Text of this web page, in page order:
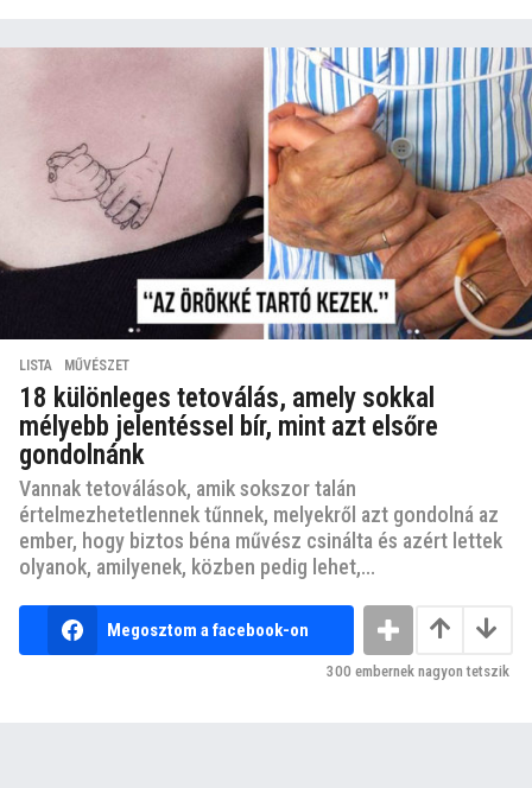
LISTA ,MŰVÉSZET
18 különleges tetoválás, amely sokkal
mélyebb jelentéssel bír, mint azt elsőre
gondolnánk
Vannak tetoválások, amik sokszor talán
értelmezhetetlennek tűnnek, melyekről azt gondolná az
ember, hogy biztos béna művész csinálta és azért lettek
olyanok, amilyenek, közben pedig lehet,...
Megosztom a facebook-on
300 embernek nagyon tetszik